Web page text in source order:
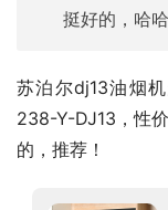
挺好的，哈哈
苏泊尔dj13油烟
238-Y-DJ13，性
的，推荐！